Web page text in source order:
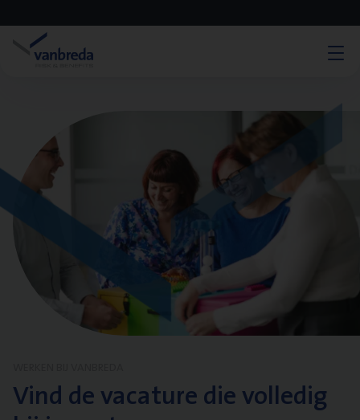
Vind de vacature die volledig